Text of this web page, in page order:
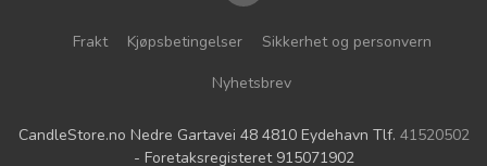
Frakt Kjøpsbetingelser
Sikkerhet og personvern
Nyhetsbrev
CandleStore.no Nedre Gartavei 48 4810 Eydehavn Tlf. 41520502
- Foretaksregisteret 915071902